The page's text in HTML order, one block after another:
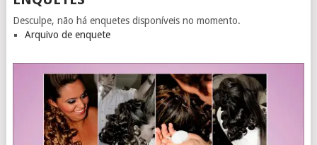
Desculpe, não há enquetes disponíveis no momento.
Arquivo de enquete